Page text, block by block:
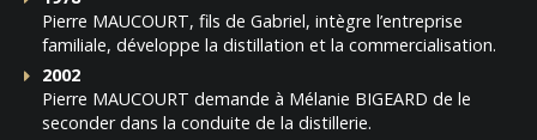
Pierre MAUCOURT, fils de Gabriel, intègre l’entreprise
familiale, développe la distillation et la commercialisation.
2002
Pierre MAUCOURT demande à Mélanie BIGEARD de le
seconder dans la conduite de la distillerie.